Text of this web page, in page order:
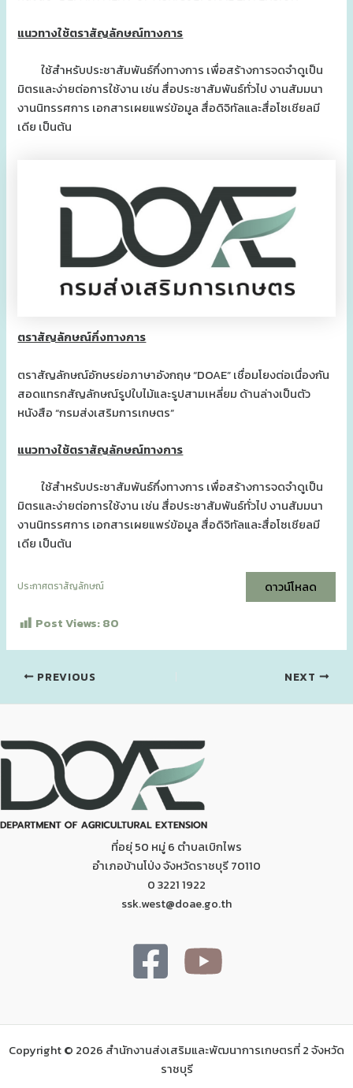
แนวทางใช้ตราสัญลักษณ์ทางการ
ใช้สำหรับประชาสัมพันธ์กึ่งทางการ เพื่อสร้างการจดจำดูเป็น
มิตรและง่ายต่อการใช้งาน เช่น สื่อประชาสัมพันธ์ทั่วไป งานสัมมนา
งานนิทรรศการ เอกสารเผยแพร่ข้อมูล สื่อดิจิทัลและสื่อโซเชียลมี
เดีย เป็นต้น
ตราสัญลักษณ์กึ่งทางการ
ตราสัญลักษณ์อักษรย่อภาษาอังกฤษ “DOAE” เชื่อมโยงต่อเนื่องกัน
สอดแทรกสัญลักษณ์รูปใบไม้และรูปสามเหลี่ยม ด้านล่างเป็นตัว
หนังสือ “กรมส่งเสริมการเกษตร”
แนวทางใช้ตราสัญลักษณ์ทางการ
ใช้สำหรับประชาสัมพันธ์กึ่งทางการ เพื่อสร้างการจดจำดูเป็น
มิตรและง่ายต่อการใช้งาน เช่น สื่อประชาสัมพันธ์ทั่วไป งานสัมมนา
งานนิทรรศการ เอกสารเผยแพร่ข้อมูล สื่อดิจิทัลและสื่อโซเชียลมี
เดีย เป็นต้น
ประกาศตราสัญลักษณ์ ดาวน์โหลด
Post Views:80
PREVIOUS NEXT
ที่อยุ่ 50 หมู่ 6 ตำบลเบิกไพร
อำเภอบ้านโป่ง จังหวัดราชบุรี 70110
0 3221 1922
ssk.west@doae.go.th
Copyright © 2026 สำนักงานส่งเสริมและพัฒนาการเกษตรที่ 2 จังหวัด
ราชบุรี